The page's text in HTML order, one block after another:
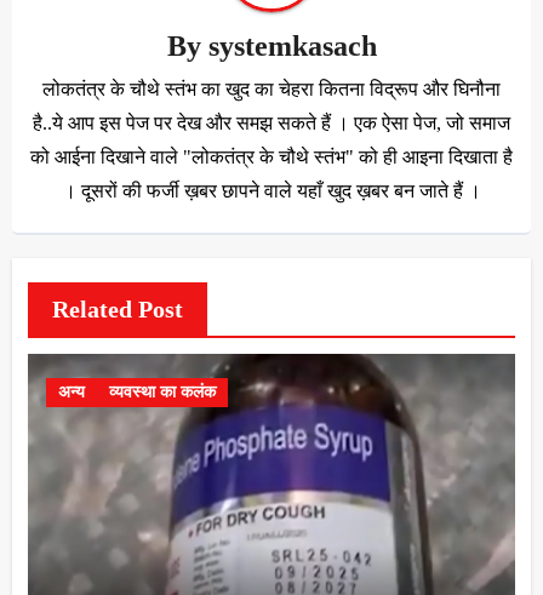
By systemkasach
लोकतंत्र के चौथे स्तंभ का खुद का चेहरा कितना विद्रूप और घिनौना
है..ये आप इस पेज पर देख और समझ सकते हैं । एक ऐसा पेज, जो समाज
को आईना दिखाने वाले "लोकतंत्र के चौथे स्तंभ" को ही आइना दिखाता है
। दूसरों की फर्जी ख़बर छापने वाले यहाँ खुद ख़बर बन जाते हैं ।
Related Post
अन्य व्यवस्था का कलंक